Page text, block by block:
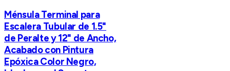
Ménsula Terminal para
Escalera Tubular de 1.5"
de Peralte y 12" de Ancho,
Acabado con Pintura
Epóxica Color Negro,